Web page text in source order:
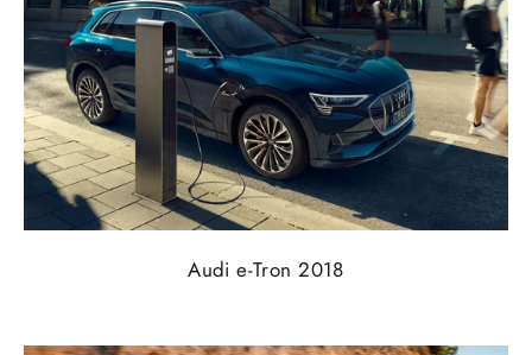
Audi e-Tron 2018